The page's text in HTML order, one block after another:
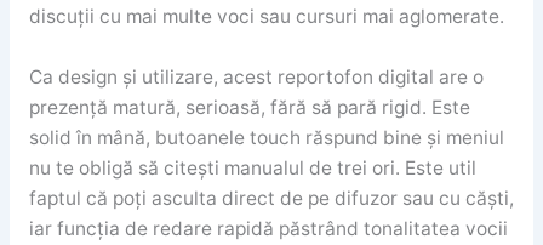
discuții cu mai multe voci sau cursuri mai aglomerate.
Ca design și utilizare, acest reportofon digital are o
prezență matură, serioasă, fără să pară rigid. Este
solid în mână, butoanele touch răspund bine și meniul
nu te obligă să citești manualul de trei ori. Este util
faptul că poți asculta direct de pe difuzor sau cu căști,
iar funcția de redare rapidă păstrând tonalitatea vocii